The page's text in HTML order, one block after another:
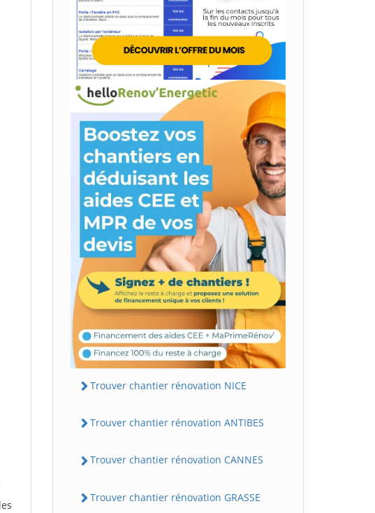
Trouver chantier rénovation NICE
Trouver chantier rénovation ANTIBES
Trouver chantier rénovation CANNES
Trouver chantier rénovation GRASSE